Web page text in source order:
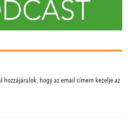
hozzájárulok, hogy az email címem kezelje az